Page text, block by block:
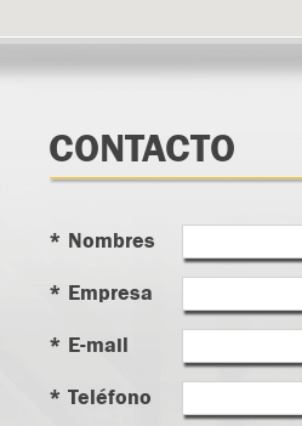
CONTACTO
* Nombres
* Empresa
* E-mail
* Teléfono